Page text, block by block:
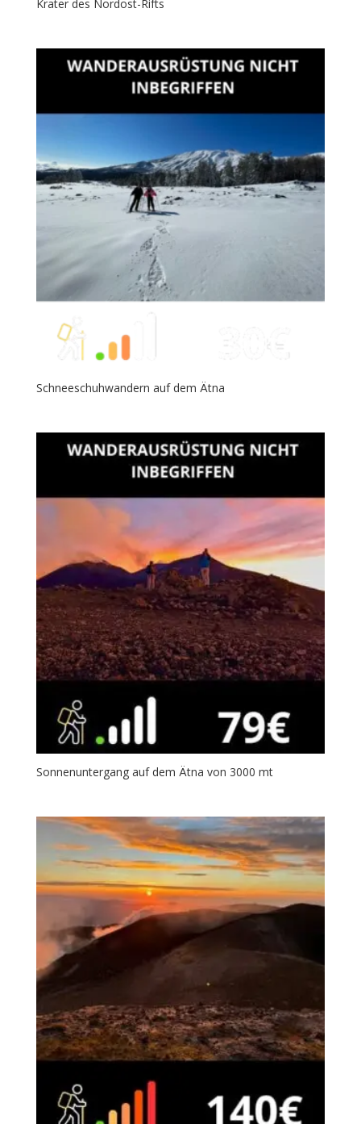
Krater des Nordost-Rifts
Schneeschuhwandern auf dem Ätna
Sonnenuntergang auf dem Ätna von 3000 mt